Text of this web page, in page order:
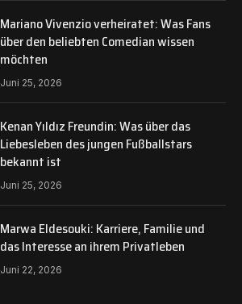
Mariano Vivenzio verheiratet: Was Fans
über den beliebten Comedian wissen
möchten
Juni 25, 2026
Kenan Yıldız Freundin: Was über das
Liebesleben des jungen Fußballstars
bekannt ist
Juni 25, 2026
Marwa Eldesouki: Karriere, Familie und
das Interesse an ihrem Privatleben
Juni 22, 2026